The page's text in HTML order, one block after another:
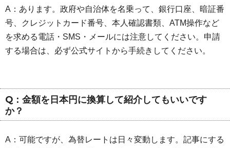
A：あります。政府や自治体を名乗って、銀行口座、暗証番
号、クレジットカード番号、本人確認書類、ATM操作など
を求める電話・SMS・メールには注意してください。申請
する場合は、必ず公式サイトから手続きしてください。
Q：金額を日本円に換算して紹介してもいいです
か？
A：可能ですが、為替レートは日々変動します。記事にする